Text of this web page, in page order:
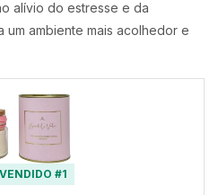
alívio do estresse e da
ambiente mais acolhedor e
#1